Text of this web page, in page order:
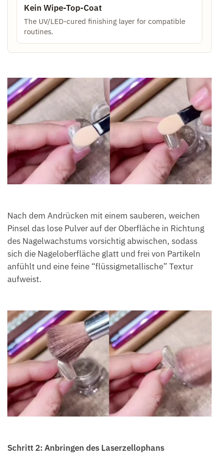
Kein Wipe-Top-Coat
The UV/LED-cured finishing layer for compatible
routines.
Nach dem Andrücken mit einem sauberen, weichen
Pinsel das lose Pulver auf der Oberfläche in Richtung
des Nagelwachstums vorsichtig abwischen, sodass
sich die Nageloberfläche glatt und frei von Partikeln
anfühlt und eine feine “flüssigmetallische” Textur
aufweist.
Schritt 2: Anbringen des Laserzellophans